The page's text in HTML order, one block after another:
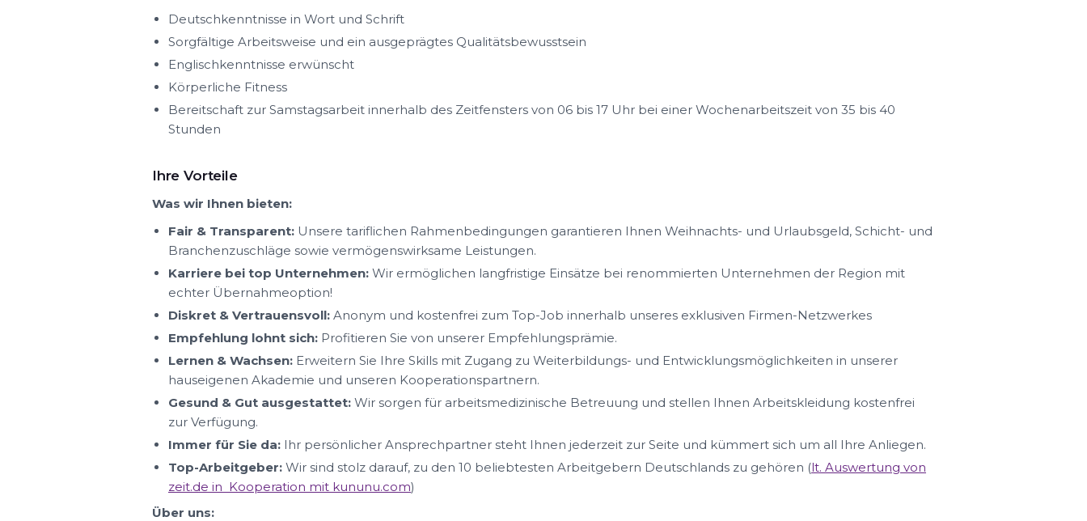
Deutschkenntnisse in Wort und Schrift
Sorgfältige Arbeitsweise und ein ausgeprägtes Qualitätsbewusstsein
Englischkenntnisse erwünscht
Körperliche Fitness
Bereitschaft zur Samstagsarbeit innerhalb des Zeitfensters von 06 bis 17 Uhr bei einer Wochenarbeitszeit von 35 bis 40
Stunden
Ihre Vorteile
Was wir Ihnen bieten:
Fair & Transparent: Unsere tariflichen Rahmenbedingungen garantieren Ihnen Weihnachts- und Urlaubsgeld, Schicht- und
Branchenzuschläge sowie vermögenswirksame Leistungen.
Karriere bei top Unternehmen: Wir ermöglichen langfristige Einsätze bei renommierten Unternehmen der Region mit
echter Übernahmeoption!
Diskret & Vertrauensvoll: Anonym und kostenfrei zum Top-Job innerhalb unseres exklusiven Firmen-Netzwerkes
Empfehlung lohnt sich: Profitieren Sie von unserer Empfehlungsprämie.
Lernen & Wachsen: Erweitern Sie Ihre Skills mit Zugang zu Weiterbildungs- und Entwicklungsmöglichkeiten in unserer
hauseigenen Akademie und unseren Kooperationspartnern.
Gesund & Gut ausgestattet: Wir sorgen für arbeitsmedizinische Betreuung und stellen Ihnen Arbeitskleidung kostenfrei
zur Verfügung.
Immer für Sie da: Ihr persönlicher Ansprechpartner steht Ihnen jederzeit zur Seite und kümmert sich um all Ihre Anliegen.
Top-Arbeitgeber: Wir sind stolz darauf, zu den 10 beliebtesten Arbeitgebern Deutschlands zu gehören (lt. Auswertung von
zeit.de in Kooperation mit kununu.com)
Über uns: